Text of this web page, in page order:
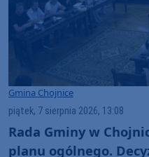
Gmina Chojnice
piątek, 7 sierpnia 2026, 13:08
Rada Gminy w
planu ogólnego.